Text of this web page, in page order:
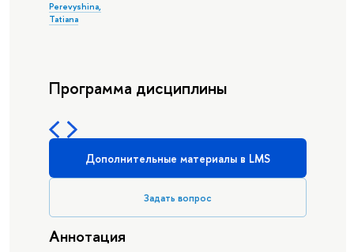
Perevyshina,
Tatiana
Программа дисциплины
Дополнительные материалы в LMS
Задать вопрос
Аннотация